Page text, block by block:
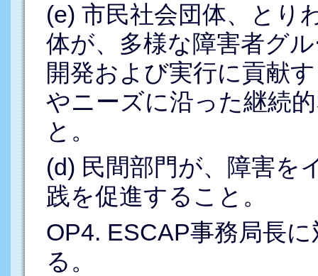
(e) 市民社会団体、とり
体が、多様な障害者グ
開発および実行に貢献
やニーズに沿った継続
と。
(d) 民間部門が、障害を
践を促進すること。
OP4. ESCAP事務局長
る。